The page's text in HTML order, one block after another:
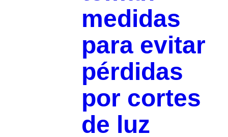
medidas
para evitar
pérdidas
por cortes
de luz